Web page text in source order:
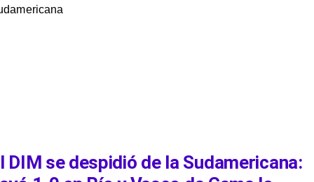
DIM se despidió de la Sudamericana: